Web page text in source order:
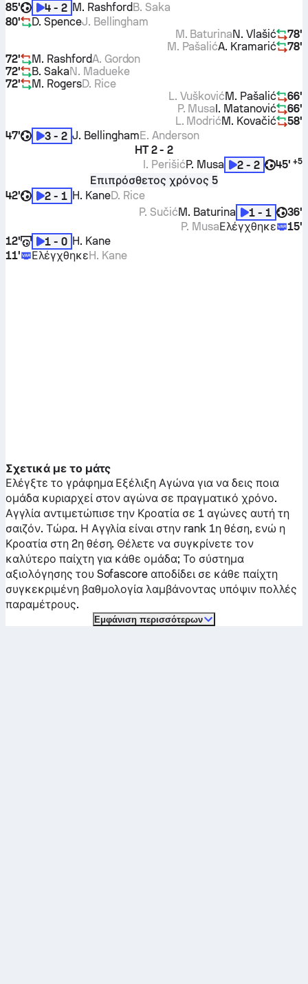
85'
4 - 2 M. RashfordB. Saka
80'
D. SpenceJ. Bellingham
78'
N. Vlašić
M. Baturina
78'
A. Kramarić
M. Pašalić
72'
M. RashfordA. Gordon
72'
B. SakaN. Madueke
72'
M. RogersD. Rice
66'
M. Pašalić
L. Vušković
66'
I. Matanović
P. Musa
58'
M. Kovačić
L. Modrić
47'
3 - 2 J. BellinghamE. Anderson
HT 2 - 2
45' +5
2 - 2
P. Musa
I. Perišić
Επιπρόσθετος χρόνος 5
42'
2 - 1 H. KaneD. Rice
36'
1 - 1
M. Baturina
P. Sučić
15'
Ελέγχθηκε
P. Musa
12'
1 - 0 H. Kane
11'
ΕλέγχθηκεH. Kane
Σχετικά με το μάτς
Ελέγξτε το γράφημα Εξέλιξη Αγώνα για να δεις ποια
ομάδα κυριαρχεί στον αγώνα σε πραγματικό χρόνο.
Αγγλίααντιμετώπισε την Κροατία σε 1 αγώνες αυτή τη
σαιζόν. Τώρα. Η Αγγλία είναι στην rank 1η θέση, ενώ η
Κροατίαστη 2η θέση. Θέλετε να συγκρίνετε τον
καλύτερο παίχτη για κάθε ομάδα; Το σύστημα
αξιολόγησης του Sofascore αποδίδει σε κάθε παίχτη
συγκεκριμένη βαθμολογία λαμβάνοντας υπόψιν πολλές
παραμέτρους.
Εμφάνιση περισσότερων